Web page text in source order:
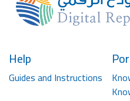
Help
Guides and Instructions